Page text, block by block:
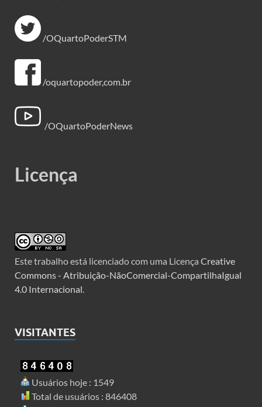
/OQuartoPoderSTM
/oquartopoder,com.br
/OQuartoPoderNews
Licença
Este trabalho está licenciado com uma Licença Creative
Commons - Atribuição-NãoComercial-CompartilhaIgual
4.0 Internacional
VISITANTES
Usuários hoje : 1549
Total de usuários : 846408